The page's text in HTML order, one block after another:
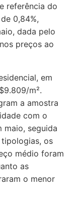
referência do
0,84%,
dada pelo
preços ao
em
m².
a amostra
com o
maio, seguida
tipologias, os
médio foram
as
o menor